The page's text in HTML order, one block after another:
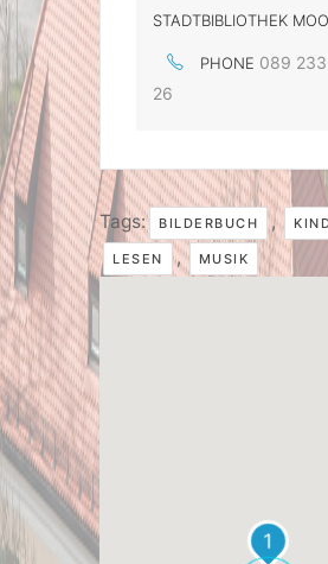
STADTBIBLIOTHEK
PHONE 089
26
Tags: BILDERBUCH ,
LESEN , MUSIK
1